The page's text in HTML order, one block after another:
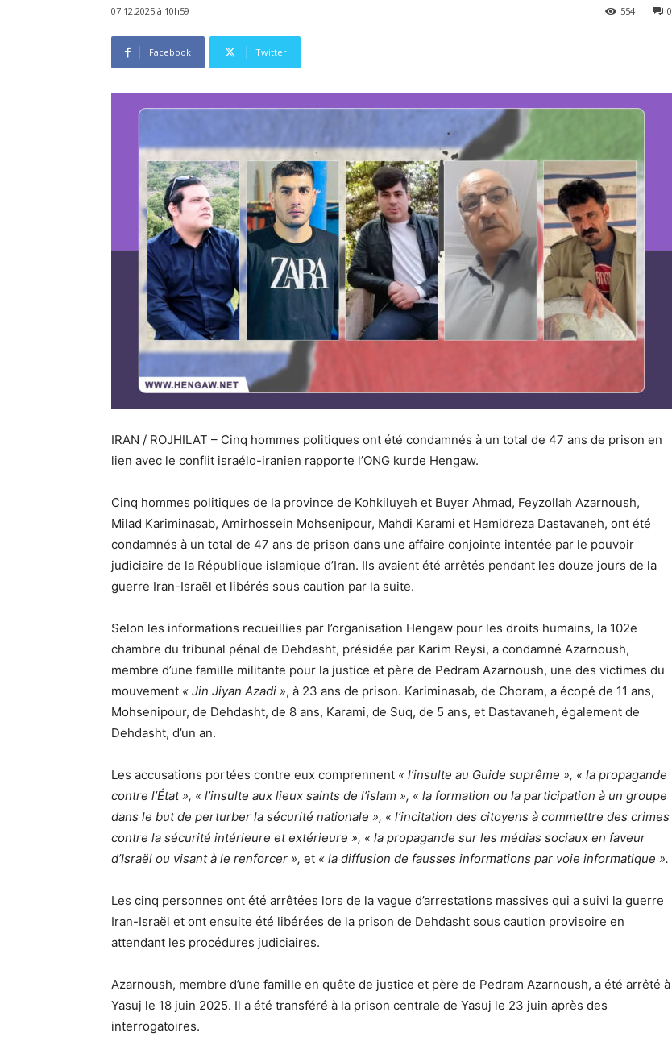
07.12.2025 à 10h59 0
554
Facebook Twitter
IRAN / ROJHILAT – Cinq hommes politiques ont été condamnés à un total de 47 ans de prison en
lien avec le conflit israélo-iranien rapporte l’ONG kurde Hengaw.
Cinq hommes politiques de la province de Kohkiluyeh et Buyer Ahmad, Feyzollah Azarnoush,
Milad Kariminasab, Amirhossein Mohsenipour, Mahdi Karami et Hamidreza Dastavaneh, ont été
condamnés à un total de 47 ans de prison dans une affaire conjointe intentée par le pouvoir
judiciaire de la République islamique d’Iran. Ils avaient été arrêtés pendant les douze jours de la
guerre Iran-Israël et libérés sous caution par la suite.
Selon les informations recueillies par l’organisation Hengaw pour les droits humains, la 102e
chambre du tribunal pénal de Dehdasht, présidée par Karim Reysi, a condamné Azarnoush,
membre d’une famille militante pour la justice et père de Pedram Azarnoush, une des victimes du
mouvement « Jin Jiyan Azadi », à 23 ans de prison. Kariminasab, de Choram, a écopé de 11 ans,
Mohsenipour, de Dehdasht, de 8 ans, Karami, de Suq, de 5 ans, et Dastavaneh, également de
Dehdasht, d’un an.
Les accusations portées contre eux comprennent « l’insulte au Guide suprême », « la propagande
contre l’État », « l’insulte aux lieux saints de l’islam », « la formation ou la participation à un groupe
dans le but de perturber la sécurité nationale », « l’incitation des citoyens à commettre des crimes
contre la sécurité intérieure et extérieure », « la propagande sur les médias sociaux en faveur
d’Israël ou visant à le renforcer », et « la diffusion de fausses informations par voie informatique ».
Les cinq personnes ont été arrêtées lors de la vague d’arrestations massives qui a suivi la guerre
Iran-Israël et ont ensuite été libérées de la prison de Dehdasht sous caution provisoire en
attendant les procédures judiciaires.
Azarnoush, membre d’une famille en quête de justice et père de Pedram Azarnoush, a été arrêté à
Yasuj le 18 juin 2025. Il a été transféré à la prison centrale de Yasuj le 23 juin après des
interrogatoires.